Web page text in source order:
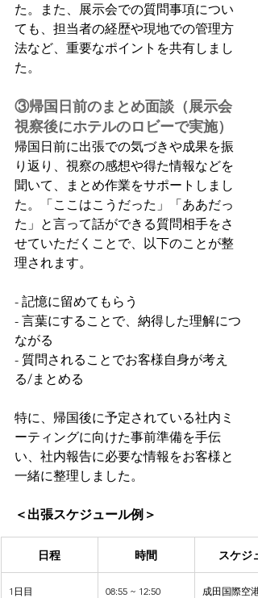
た。また、展示会での質問事項につい
ても、担当者の経歴や現地での管理方
法など、重要なポイントを共有しまし
た。
③帰国日前のまとめ面談（展示会
視察後にホテルのロビーで実施）
帰国日前に出張での気づきや成果を振
り返り、視察の感想や得た情報などを
聞いて、まとめ作業をサポートしまし
た。「ここはこうだった」「ああだっ
た」と言って話ができる質問相手をさ
せていただくことで、以下のことが整
理されます。
- 記憶に留めてもらう
- 言葉にすることで、納得した理解につ
ながる
- 質問されることでお客様自身が考え
る/まとめる
特に、帰国後に予定されている社内ミ
ーティングに向けた事前準備を手伝
い、社内報告に必要な情報をお客様と
一緒に整理しました。
＜出張スケジュール例＞
日程 時間 スケジ
1日目 08:55 ~ 12:50
成田国際空